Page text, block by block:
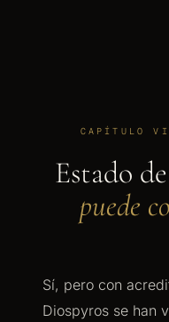
CAPÍTULO
Estado
puede
Sí, pero con
Diospyros se han